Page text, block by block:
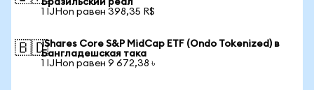
Бразильский реал
1 IJHon равен 398,35 R$
🇧🇩iShares Core S&P MidCap ETF (Ondo Tokenized) в
Бангладешская така
1 IJHon равен 9 672,38 ৳